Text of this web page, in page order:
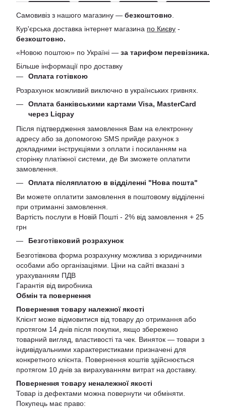
Самовивіз з нашого магазину — безкоштовно
Кур'єрська доставка інтернет магазина по Києву -
безкоштовно.
«Новою поштою» по Україні — за тарифом перевізника.
Більше інформації про доставку
Оплата готівкою
Розрахунок можливий виключно в українських гривнях.
Оплата банківськими картами Visa, MasterCard
через Liqpay
Після підтвердження замовлення Вам на електронну
адресу або за допомогою SMS прийде рахунок з
докладними інструкціями з оплати і посиланням на
сторінку платіжної системи, де Ви зможете оплатити
замовлення.
Оплата післяплатою в відділенні "Нова пошта"
Ви можете оплатити замовлення в поштовому відділенні
при отриманні замовлення.
Вартість послуги в Новій Пошті - 2% від замовлення + 25
грн
Безготівковий розрахунок
Безготівкова форма розрахунку можлива з юридичними
особами або організаціями. Ціни на сайті вказані з
урахуванням ПДВ
Гарантія від виробника
Обмін та повернення
Повернення товару належної якості
Клієнт може відмовитися від товару до отримання або
протягом 14 днів після покупки, якщо збережено
товарний вигляд, властивості та чек. Виняток — товари з
індивідуальними характеристиками призначені для
конкретного клієнта. Повернення коштів здійснюється
протягом 10 днів за вирахуванням витрат на доставку.
Повернення товару неналежної якості
Товар із дефектами можна повернути чи обміняти.
Покупець має право: